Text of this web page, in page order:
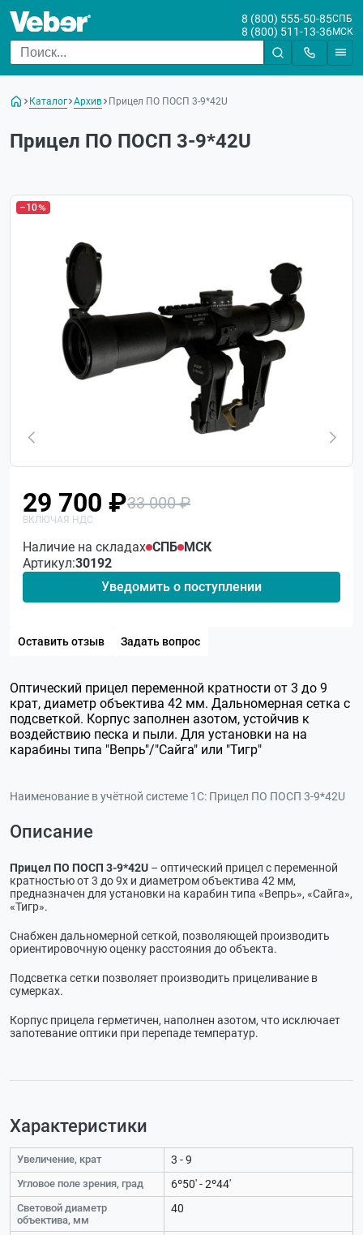
8 (800) 555-50-85СПБ
8 (800) 511-13-36МСК
Каталог Архив Прицел ПО ПОСП 3-9*42U
Прицел ПО ПОСП 3-9*42U
–10
29 700 ₽33 000 ₽
Наличие на складах СПБ МСК
Артикул:30192
Уведомить о поступлении
Оставить отзыв Задать вопрос
Оптический прицел переменной кратности от 3 до 9
крат, диаметр объектива 42 мм. Дальномерная сетка с
подсветкой. Корпус заполнен азотом, устойчив к
воздействию песка и пыли. Для установки на на
карабины типа "Вепрь"/"Сайга" или "Тигр"
Наименование в учётной системе 1С: Прицел ПО ПОСП 3-9*42U
Описание
Прицел ПО ПОСП 3-9*42U – оптический прицел с переменной
кратностью от 3 до 9х и диаметром объектива 42 мм,
предназначен для установки на карабин типа «Вепрь», «Сайга»,
«Тигр».
Снабжен дальномерной сеткой, позволяющей производить
ориентировочную оценку расстояния до объекта.
Подсветка сетки позволяет производить прицеливание в
сумерках.
Корпус прицела герметичен, наполнен азотом, что исключает
запотевание оптики при перепаде температур.
Характеристики
Увеличение, крат 3 - 9
Угловое поле зрения, град 6º50' - 2º44'
Световой диаметр
объектива, мм
40